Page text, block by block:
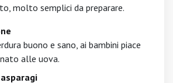
molto semplici da preparare.
buono e sano, ai bambini piace
alle uova.